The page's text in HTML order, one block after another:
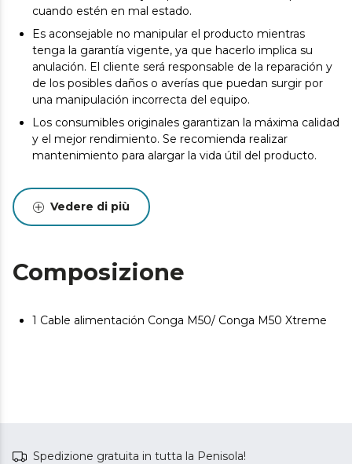
cuando estén en mal estado.
Es aconsejable no manipular el producto mientras
tenga la garantía vigente, ya que hacerlo implica su
anulación. El cliente será responsable de la reparación y
de los posibles daños o averías que puedan surgir por
una manipulación incorrecta del equipo.
Los consumibles originales garantizan la máxima calidad
y el mejor rendimiento. Se recomienda realizar
mantenimiento para alargar la vida útil del producto.
Vedere di più
Composizione
1 Cable alimentación Conga M50/ Conga M50 Xtreme
Spedizione gratuita in tutta la Penisola!